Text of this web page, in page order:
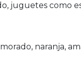
juguetes
naranja,